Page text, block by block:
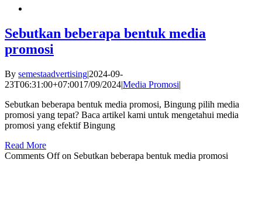
Sebutkan beberapa bentuk media
promosi
By semestaadvertising|2024-09-
23T06:31:00+07:0017/09/2024|Media Promosi|
Sebutkan beberapa bentuk media promosi, Bingung pilih media
promosi yang tepat? Baca artikel kami untuk mengetahui media
promosi yang efektif Bingung
Read More
Comments Offon Sebutkan beberapa bentuk media promosi